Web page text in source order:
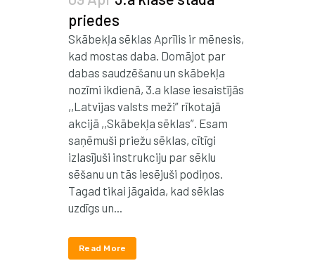
priedes
Skābekļa sēklas Aprīlis ir mēnesis,
kad mostas daba. Domājot par
dabas saudzēšanu un skābekļa
nozīmi ikdienā, 3.a klase iesaistījās
,,Latvijas valsts meži” rīkotajā
akcijā ,,Skābekļa sēklas”. Esam
saņēmuši priežu sēklas, cītīgi
izlasījuši instrukciju par sēklu
sēšanu un tās iesējuši podiņos.
Tagad tikai jāgaida, kad sēklas
uzdīgs un...
Read More